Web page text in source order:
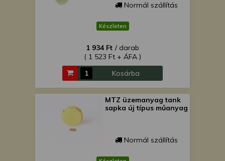
Normál szállítás
Készleten
1 934 Ft / darab
( 1 523 Ft + ÁFA )
Kosárba
MTZ üzemanyag tank
sapka új típus műanyag
Normál szállítás